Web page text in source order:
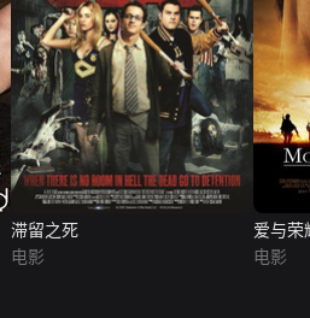
滞留之死
电影
爱与荣
电影